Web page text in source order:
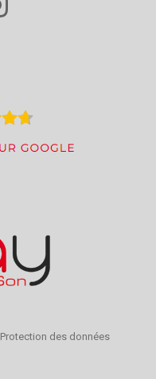
Protection des données